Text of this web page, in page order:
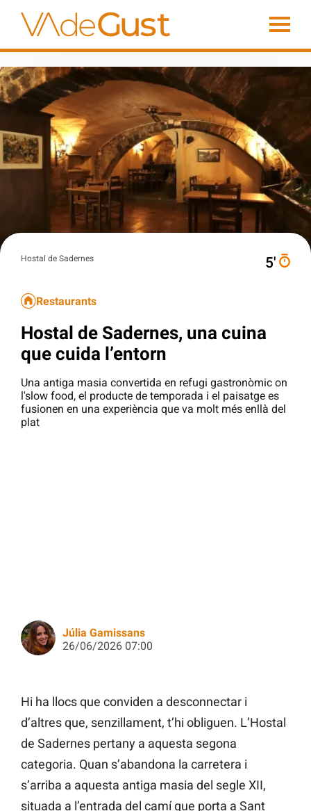
Hostal de Sadernes 5′
Restaurants
Hostal de Sadernes, una cuina
que cuida l’entorn
Una antiga masia convertida en refugi gastronòmic on
l'slow food, el producte de temporada i el paisatge es
fusionen en una experiència que va molt més enllà del
plat
Júlia Gamissans
26/06/2026 07:00
Hi ha llocs que conviden a desconnectar i
d’altres que, senzillament, t’hi obliguen. L’Hostal
de Sadernes pertany a aquesta segona
categoria. Quan s’abandona la carretera i
s’arriba a aquesta antiga masia del segle XII,
situada a l’entrada del camí que porta a Sant